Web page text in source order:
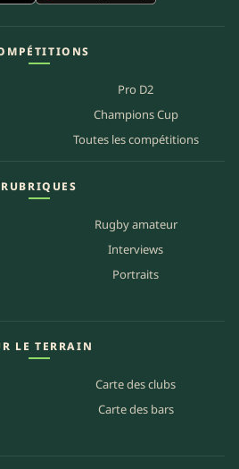
Pro D2
Champions Cup
Toutes les compétitions
RUBRIQUES
Rugby amateur
Interviews
Portraits
LE TERRAIN
Carte des clubs
Carte des bars